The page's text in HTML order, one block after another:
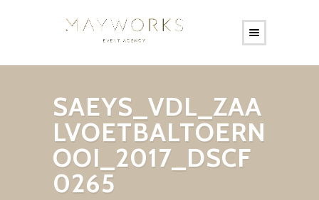
SAEYS_VDL_ZAA
LVOETBALTOERN
OOI_2017_DSCF
0265